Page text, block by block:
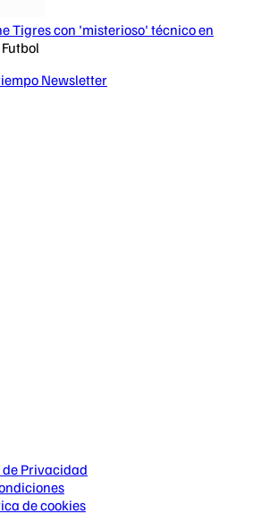
Tigres con 'misterioso' técnico en
Futbol
Privacidad
de cookies